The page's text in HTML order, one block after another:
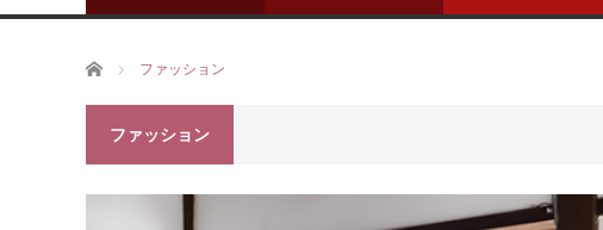
ホーム ファッション
ファッション